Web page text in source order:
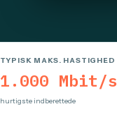
TYPISK MAKS. HASTIGHED
1.000 Mbit/s
hurtigste indberettede